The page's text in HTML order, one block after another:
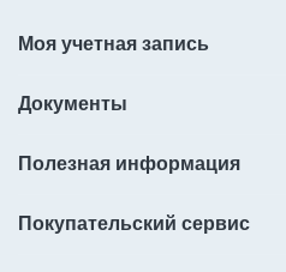
Моя учетная запись
Документы
Полезная информация
Покупательский сервис